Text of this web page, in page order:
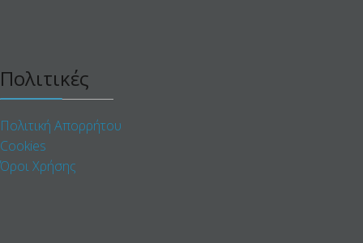
Πολιτικές
Πολιτική Απορρήτου
Cookies
Όροι Χρήσης